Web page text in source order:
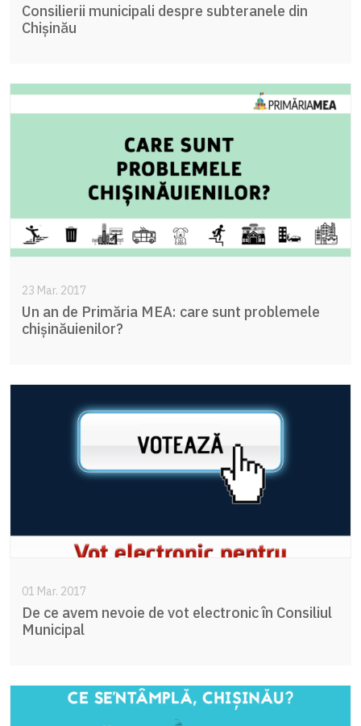
Consilierii municipali despre subteranele din
Chișinău
23 Mar. 2017
Un an de Primăria MEA: care sunt problemele
chișinăuienilor?
01 Mar. 2017
De ce avem nevoie de vot electronic în Consiliul
Municipal